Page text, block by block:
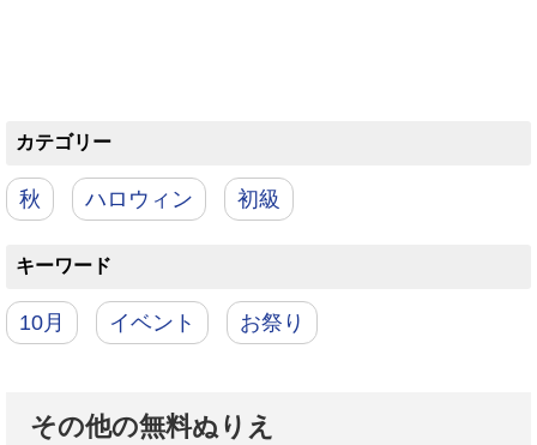
カテゴリー
秋 ハロウィン 初級
キーワード
10月 イベント お祭り
その他の無料ぬりえ